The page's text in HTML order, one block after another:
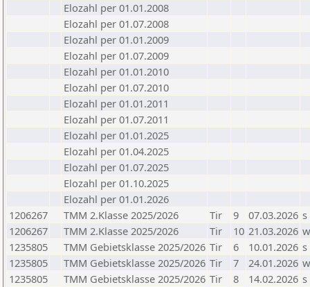
Elozahl per 01.01.2008
Elozahl per 01.07.2008
Elozahl per 01.01.2009
Elozahl per 01.07.2009
Elozahl per 01.01.2010
Elozahl per 01.07.2010
Elozahl per 01.01.2011
Elozahl per 01.07.2011
Elozahl per 01.01.2025
Elozahl per 01.04.2025
Elozahl per 01.07.2025
Elozahl per 01.10.2025
Elozahl per 01.01.2026
1206267
TMM 2.Klasse 2025/2026 Tir 9 07.03.2026 s
1206267
TMM 2.Klasse 2025/2026 Tir 10 21.03.2026 w
1235805
TMM Gebietsklasse 2025/2026 Tir 6 10.01.2026 s
1235805
TMM Gebietsklasse 2025/2026 Tir 7 24.01.2026 w
1235805
TMM Gebietsklasse 2025/2026 Tir 8 14.02.2026 s